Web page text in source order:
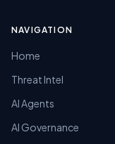
NAVIGATION
Home
Threat Intel
AI Agents
AI Governance